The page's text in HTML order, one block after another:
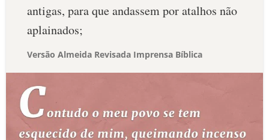
antigas, para que andassem por atalhos não
aplainados;
Versão Almeida Revisada Imprensa Bíblica